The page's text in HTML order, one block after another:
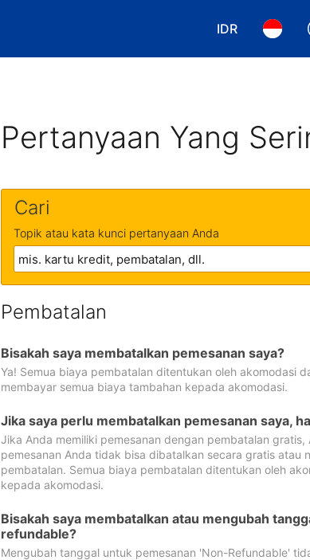
IDR
Pilih mataPilih
Pertanyaan Yang
Cari
Topik atau kata kunci pertanyaan Anda
Pembatalan
Bisakah saya membatalkan pemesanan saya?
Ya! Semua biaya pembatalan ditentukan oleh akomodasi
membayar semua biaya tambahan kepada akomodasi.
Jika saya perlu membatalkan pemesanan saya,
Jika Anda memiliki pemesanan dengan pembatalan
pemesanan Anda tidak bisa dibatalkan secara gratis atau
pembatalan. Semua biaya pembatalan ditentukan oleh
kepada akomodasi.
Bisakah saya membatalkan atau mengubah
refundable?
Mengubah tanggal untuk pemesanan 'Non-Refundable'